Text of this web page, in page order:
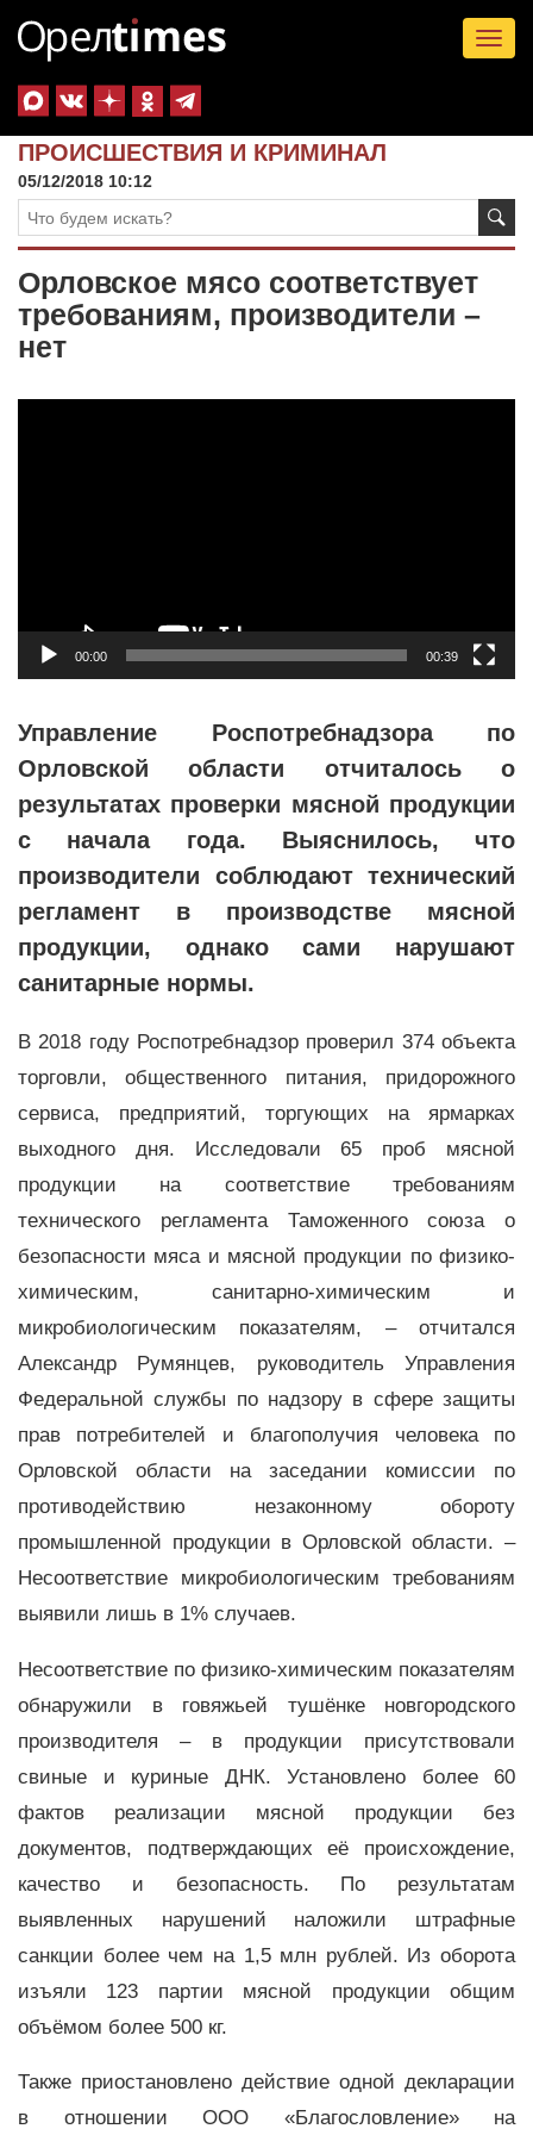
ПРОИСШЕСТВИЯ И КРИМИНАЛ
05/12/2018 10:12
Орловское мясо соответствует
требованиям, производители –
нет
00:00 00:39
Управление Роспотребнадзора по
Орловской области отчиталось о
результатах проверки мясной продукции
с начала года. Выяснилось, что
производители соблюдают технический
регламент в производстве мясной
продукции, однако сами нарушают
санитарные нормы.
В 2018 году Роспотребнадзор проверил 374 объекта
торговли, общественного питания, придорожного
сервиса, предприятий, торгующих на ярмарках
выходного дня. Исследовали 65 проб мясной
продукции на соответствие требованиям
технического регламента Таможенного союза о
безопасности мяса и мясной продукции по физико-
химическим, санитарно-химическим и
микробиологическим показателям, – отчитался
Александр Румянцев, руководитель Управления
Федеральной службы по надзору в сфере защиты
прав потребителей и благополучия человека по
Орловской области на заседании комиссии по
противодействию незаконному обороту
промышленной продукции в Орловской области. –
Несоответствие микробиологическим требованиям
выявили лишь в 1% случаев.
Несоответствие по физико-химическим показателям
обнаружили в говяжьей тушёнке новгородского
производителя – в продукции присутствовали
свиные и куриные ДНК. Установлено более 60
фактов реализации мясной продукции без
документов, подтверждающих её происхождение,
качество и безопасность. По результатам
выявленных нарушений наложили штрафные
санкции более чем на 1,5 млн рублей. Из оборота
изъяли 123 партии мясной продукции общим
объёмом более 500 кг.
Также приостановлено действие одной декларации
в отношении ООО «Благословление» на